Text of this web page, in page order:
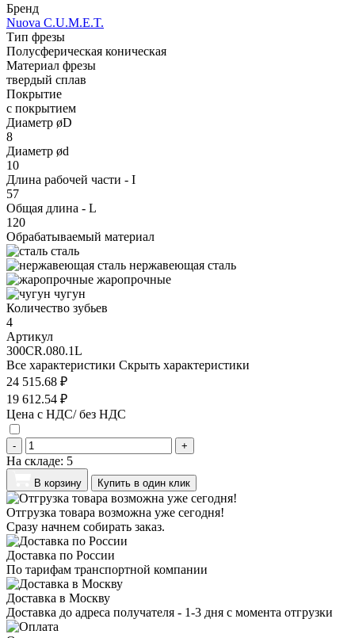
Бренд
Nuova C.U.M.E.T.
Тип фрезы
Полусферическая коническая
Материал фрезы
твердый сплав
Покрытие
с покрытием
Диаметр øD
8
Диаметр ød
10
Длина рабочей части - I
57
Общая длина - L
120
Обрабатываемый материал
сталь
нержавеющая сталь
жаропрочные
чугун
Количество зубьев
4
Артикул
300CR.080.1L
Все характеристики Скрыть характеристики
24 515.68 ₽
19 612.54 ₽
Цена с НДС/ без НДС
- +
На складе: 5
В корзину Купить в один клик
Отгрузка товара возможна уже сегодня!
Сразу начнем собирать заказ.
Доставка по России
По тарифам транспортной компании
Доставка в Москву
Доставка до адреса получателя - 1-3 дня с момента отгрузки